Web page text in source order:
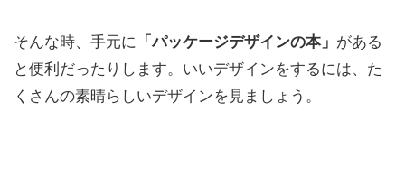
そんな時、手元に 「パッケージデザインの本」 がある
と便利だったりします。いいデザインをするには、た
くさんの素晴らしいデザインを見ましょう。